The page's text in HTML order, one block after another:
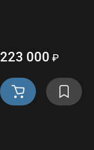
223 000 ₽